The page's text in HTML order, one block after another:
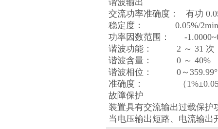
谐波输出
交流功率准确度：
有功
稳定度：
0.05%/2min
功率因数范围：
-
谐波功能：
2 ～ 31 次
谐波含量：
0 ～ 40%
谐波相位：
0～ 359.99°
准确度：
（ 1%±
故障保护
装置具有交流输出过载保护
当电压输出短路、电流输